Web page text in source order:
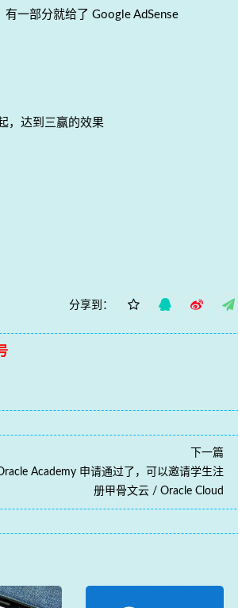
一部分就给了 Google AdSense
，达到三赢的效果
分享到：
下一篇
Academy 申请通过了，可以邀请学生注
册甲骨文云 / Oracle Cloud